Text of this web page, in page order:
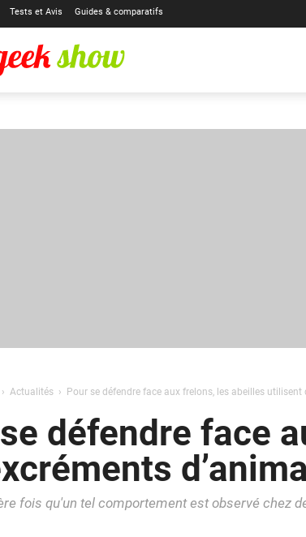
Tests et Avis Guides & comparatifs
Actualités Pour se défendre face aux frelons, les abeilles utilisent
défendre face
fois qu'un tel comportement est observé chez